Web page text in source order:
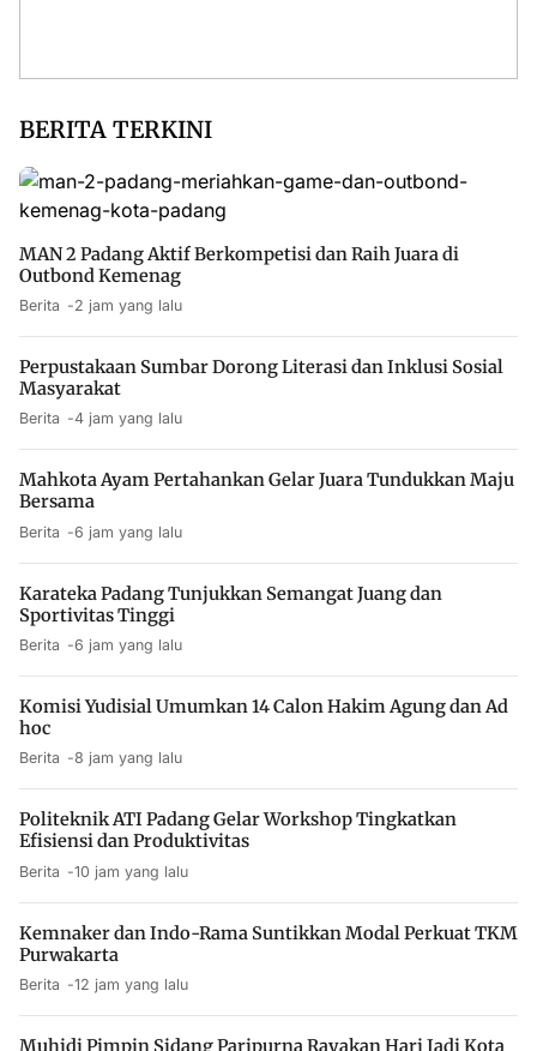
BERITA TERKINI
MAN 2 Padang Aktif Berkompetisi dan Raih Juara di
Outbond Kemenag
Berita 2 jam yang lalu
Perpustakaan Sumbar Dorong Literasi dan Inklusi Sosial
Masyarakat
Berita 4 jam yang lalu
Mahkota Ayam Pertahankan Gelar Juara Tundukkan Maju
Bersama
Berita 6 jam yang lalu
Karateka Padang Tunjukkan Semangat Juang dan
Sportivitas Tinggi
Berita 6 jam yang lalu
Komisi Yudisial Umumkan 14 Calon Hakim Agung dan Ad
hoc
Berita 8 jam yang lalu
Politeknik ATI Padang Gelar Workshop Tingkatkan
Efisiensi dan Produktivitas
Berita 10 jam yang lalu
Kemnaker dan Indo-Rama Suntikkan Modal Perkuat TKM
Purwakarta
Berita 12 jam yang lalu
Muhidi Pimpin Sidang Paripurna Rayakan Hari Jadi Kota